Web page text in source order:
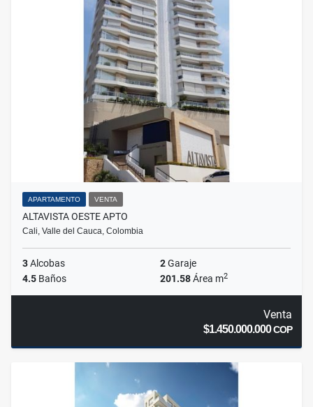
APARTAMENTO VENTA
ALTAVISTA OESTE APTO
Cali, Valle del Cauca, Colombia
3Alcobas 2Garaje
4.5 Baños 201.58Área m2
Venta
$1.450.000.000COP